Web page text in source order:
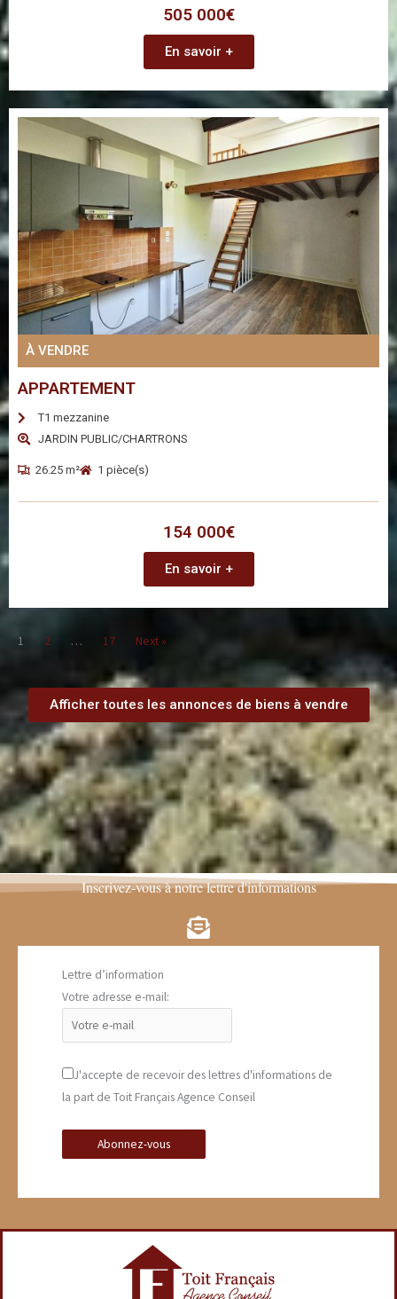
505 000€
En savoir +
À VENDRE
APPARTEMENT
T1 mezzanine
JARDIN PUBLIC/CHARTRONS
26.25 m² 1 pièce(s)
154 000€
En savoir +
1 2 … 17 Next »
Afficher toutes les annonces de biens à vendre
Inscrivez-vous à notre lettre d'informations
Lettre d’information
Votre adresse e-mail:
J'accepte de recevoir des lettres d'informations de
la part de Toit Français Agence Conseil